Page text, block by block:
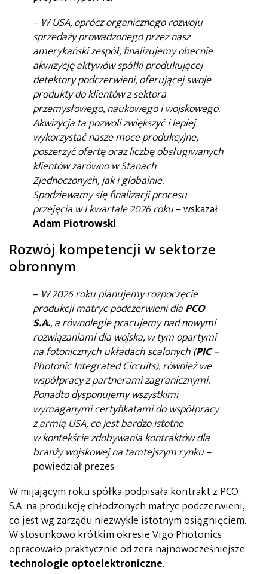
– W USA, oprócz organicznego rozwoju
sprzedaży prowadzonego przez nasz
amerykański zespół, finalizujemy obecnie
akwizycję aktywów spółki produkującej
detektory podczerwieni, oferującej swoje
produkty do klientów z sektora
przemysłowego, naukowego i wojskowego.
Akwizycja ta pozwoli zwiększyć i lepiej
wykorzystać nasze moce produkcyjne,
poszerzyć ofertę oraz liczbę obsługiwanych
klientów zarówno w Stanach
Zjednoczonych, jak i globalnie.
Spodziewamy się finalizacji procesu
przejęcia w I kwartale 2026 roku– wskazał
Adam Piotrowski.
Rozwój kompetencji w sektorze
obronnym
– W 2026 roku planujemy rozpoczęcie
produkcji matryc podczerwieni dlaPCO
S.A., a równolegle pracujemy nad nowymi
rozwiązaniami dla wojska, w tym opartymi
na fotonicznych układach scalonych (PIC–
Photonic Integrated Circuits), również we
współpracy z partnerami zagranicznymi.
Ponadto dysponujemy wszystkimi
wymaganymi certyfikatami do współpracy
z armią USA, co jest bardzo istotne
w kontekście zdobywania kontraktów dla
branży wojskowej na tamtejszym rynku–
powiedział prezes.
W mijającym roku spółka podpisała kontrakt z PCO
S.A. na produkcję chłodzonych matryc podczerwieni,
co jest wg zarządu niezwykle istotnym osiągnięciem.
W stosunkowo krótkim okresie Vigo Photonics
opracowało praktycznie od zera najnowocześniejsze
technologie optoelektroniczne.